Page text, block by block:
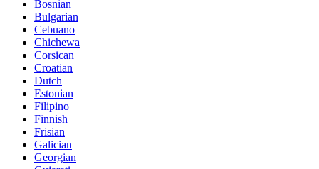
Bosnian
Bulgarian
Cebuano
Chichewa
Corsican
Croatian
Dutch
Estonian
Filipino
Finnish
Frisian
Galician
Georgian